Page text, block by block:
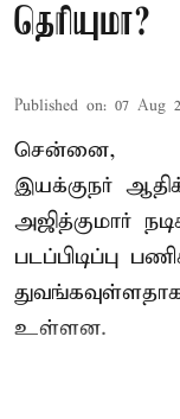
தெரியுமா?
Published on: 07 Aug
சென்னை,
இயக்குநர்
அஜித்குமார்
படப்பிடிப்பு
உள்ளன.